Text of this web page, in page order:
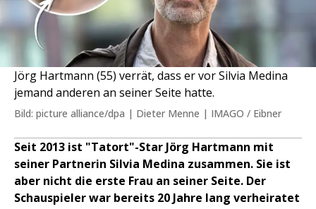
Jörg Hartmann (55) verrät, dass er vor Silvia Medina
jemand anderen an seiner Seite hatte.
Bild: picture alliance/dpa | Dieter Menne | IMAGO / Eibner
Seit 2013 ist "Tatort"-Star Jörg Hartmann mit
seiner Partnerin Silvia Medina zusammen. Sie ist
aber nicht die erste Frau an seiner Seite. Der
Schauspieler war bereits 20 Jahre lang verheiratet